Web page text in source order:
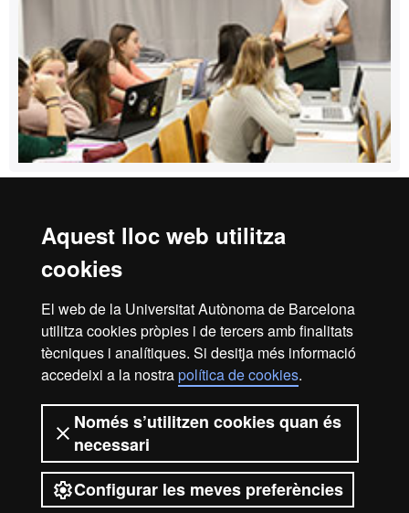
Aquest lloc web utilitza
cookies
El web de la Universitat Autònoma de Barcelona
utilitza cookies pròpies i de tercers amb finalitats
tècniques i analítiques. Si desitja més informació
accedeixi a la nostrapolítica de cookies.
Només s’utilitzen cookies quan és
necessari
Configurar les meves preferències
Reconeixement internacional de l'excel·lència
HR
in
Inici Avís legal
Política de privacitat
Protecció de dades Sobre el web
Som una universitat capdavantera que imparteix una
docència de qualitat, diversificada, multidisciplinària i
flexible, ajustada a les necessitats de la societat i adaptada
als nous models de l'Europa del coneixement. La UAB és
reconeguda internacionalment per la qualitat i el caràcter